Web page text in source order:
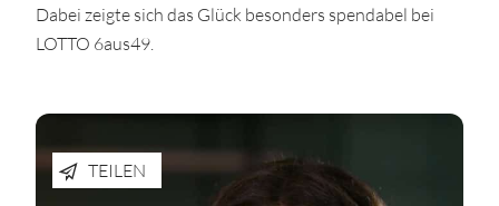
Dabei zeigte sich das Glück besonders spendabel bei
LOTTO 6aus49.
TEILEN